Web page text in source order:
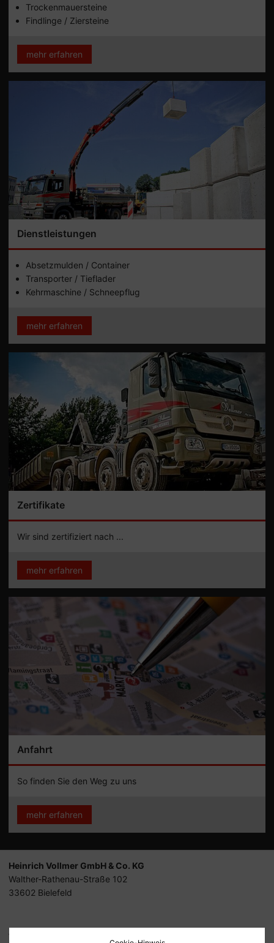
Trockenmauersteine
Findlinge / Ziersteine
mehr erfahren
Dienstleistungen
Absetzmulden / Container
Transporter / Tieflader
Kehrmaschine / Schneepflug
mehr erfahren
Zertifikate
Wir sind zertifiziert nach ...
mehr erfahren
Anfahrt
So finden Sie den Weg zu uns
mehr erfahren
Heinrich Vollmer GmbH & Co. KG
Walther-Rathenau-Straße 102
33602 Bielefeld
Tel.